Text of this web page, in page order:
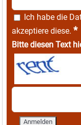
Ich habe die
akzeptiere diese. *
Bitte diesen Text